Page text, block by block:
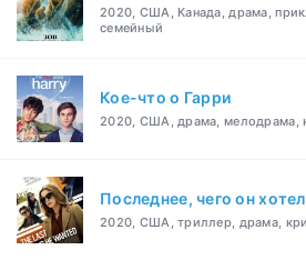
2020, США, Канада, драма,
семейный
Кое-что о Гарри
2020, США, драма, мелодрама,
Последнее, чего он хотел
2020, США, триллер, драма,